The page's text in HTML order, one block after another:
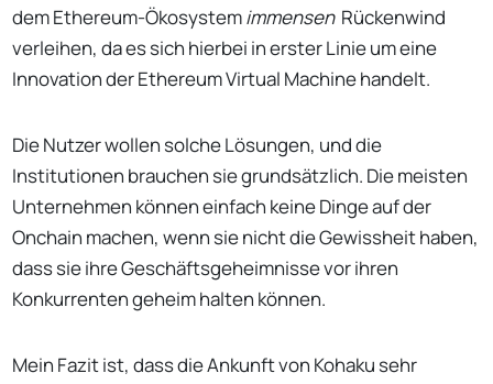
dem Ethereum-Ökosystemimmensen Rückenwind
verleihen, da es sich hierbei in erster Linie um eine
Innovation der Ethereum Virtual Machine handelt.
Die Nutzer wollen solche Lösungen, und die
Institutionen brauchen sie grundsätzlich. Die meisten
Unternehmen können einfach keine Dinge auf der
Onchain machen, wenn sie nicht die Gewissheit haben,
dass sie ihre Geschäftsgeheimnisse vor ihren
Konkurrenten geheim halten können.
Mein Fazit ist, dass die Ankunft von Kohaku sehr